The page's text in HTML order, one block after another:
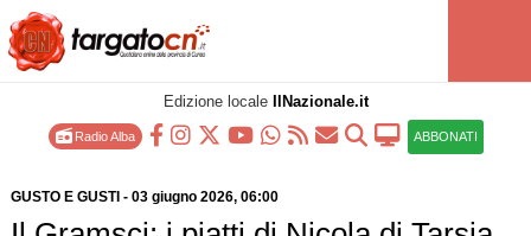
Edizione locale IlNazionale.it
Radio Alba ABBONATI
GUSTO E GUSTI - 03 giugno 2026, 06:00